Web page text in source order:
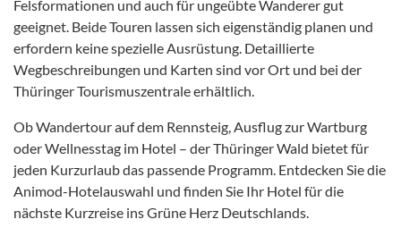
Felsformationen und auch für ungeübte Wanderer gut
geeignet. Beide Touren lassen sich eigenständig planen und
erfordern keine spezielle Ausrüstung. Detaillierte
Wegbeschreibungen und Karten sind vor Ort und bei der
Thüringer Tourismuszentrale erhältlich.
Ob Wandertour auf dem Rennsteig, Ausflug zur Wartburg
oder Wellnesstag im Hotel – der Thüringer Wald bietet für
jeden Kurzurlaub das passende Programm. Entdecken Sie die
Animod-Hotelauswahl und finden Sie Ihr Hotel für die
nächste Kurzreise ins Grüne Herz Deutschlands.